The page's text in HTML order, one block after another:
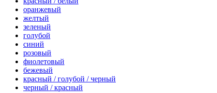
оранжевый
желтый
зеленый
голубой
синий
розовый
фиолетовый
бежевый
красный / голубой / черный
черный / красный